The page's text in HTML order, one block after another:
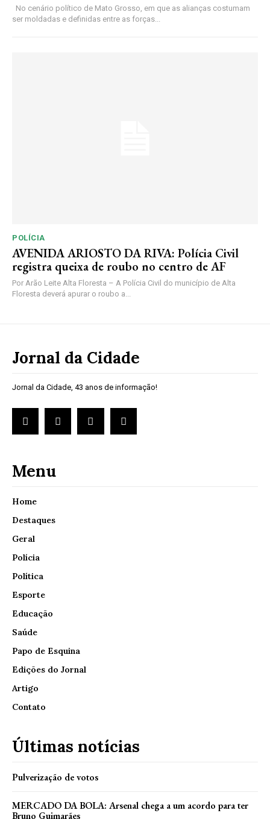
No cenário político de Mato Grosso, em que as alianças costumam
ser moldadas e definidas entre as forças...
POLÍCIA
AVENIDA ARIOSTO DA RIVA: Polícia Civil
registra queixa de roubo no centro de AF
Por Arão Leite Alta Floresta – A Polícia Civil do município de Alta
Floresta deverá apurar o roubo a...
Jornal da Cidade
Jornal da Cidade, 43 anos de informação!
Menu
Home
Destaques
Geral
Polícia
Política
Esporte
Educação
Saúde
Papo de Esquina
Edições do Jornal
Artigo
Contato
Últimas notícias
Pulverização de votos
MERCADO DA BOLA: Arsenal chega a um acordo para ter
Bruno Guimarães